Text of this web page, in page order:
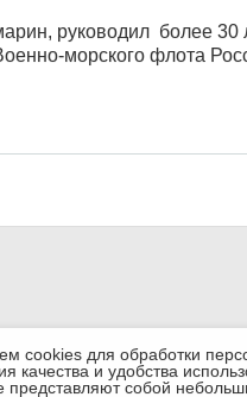
руководил более
морского флота
cookies для обработки
качества и удобства
представляют собой